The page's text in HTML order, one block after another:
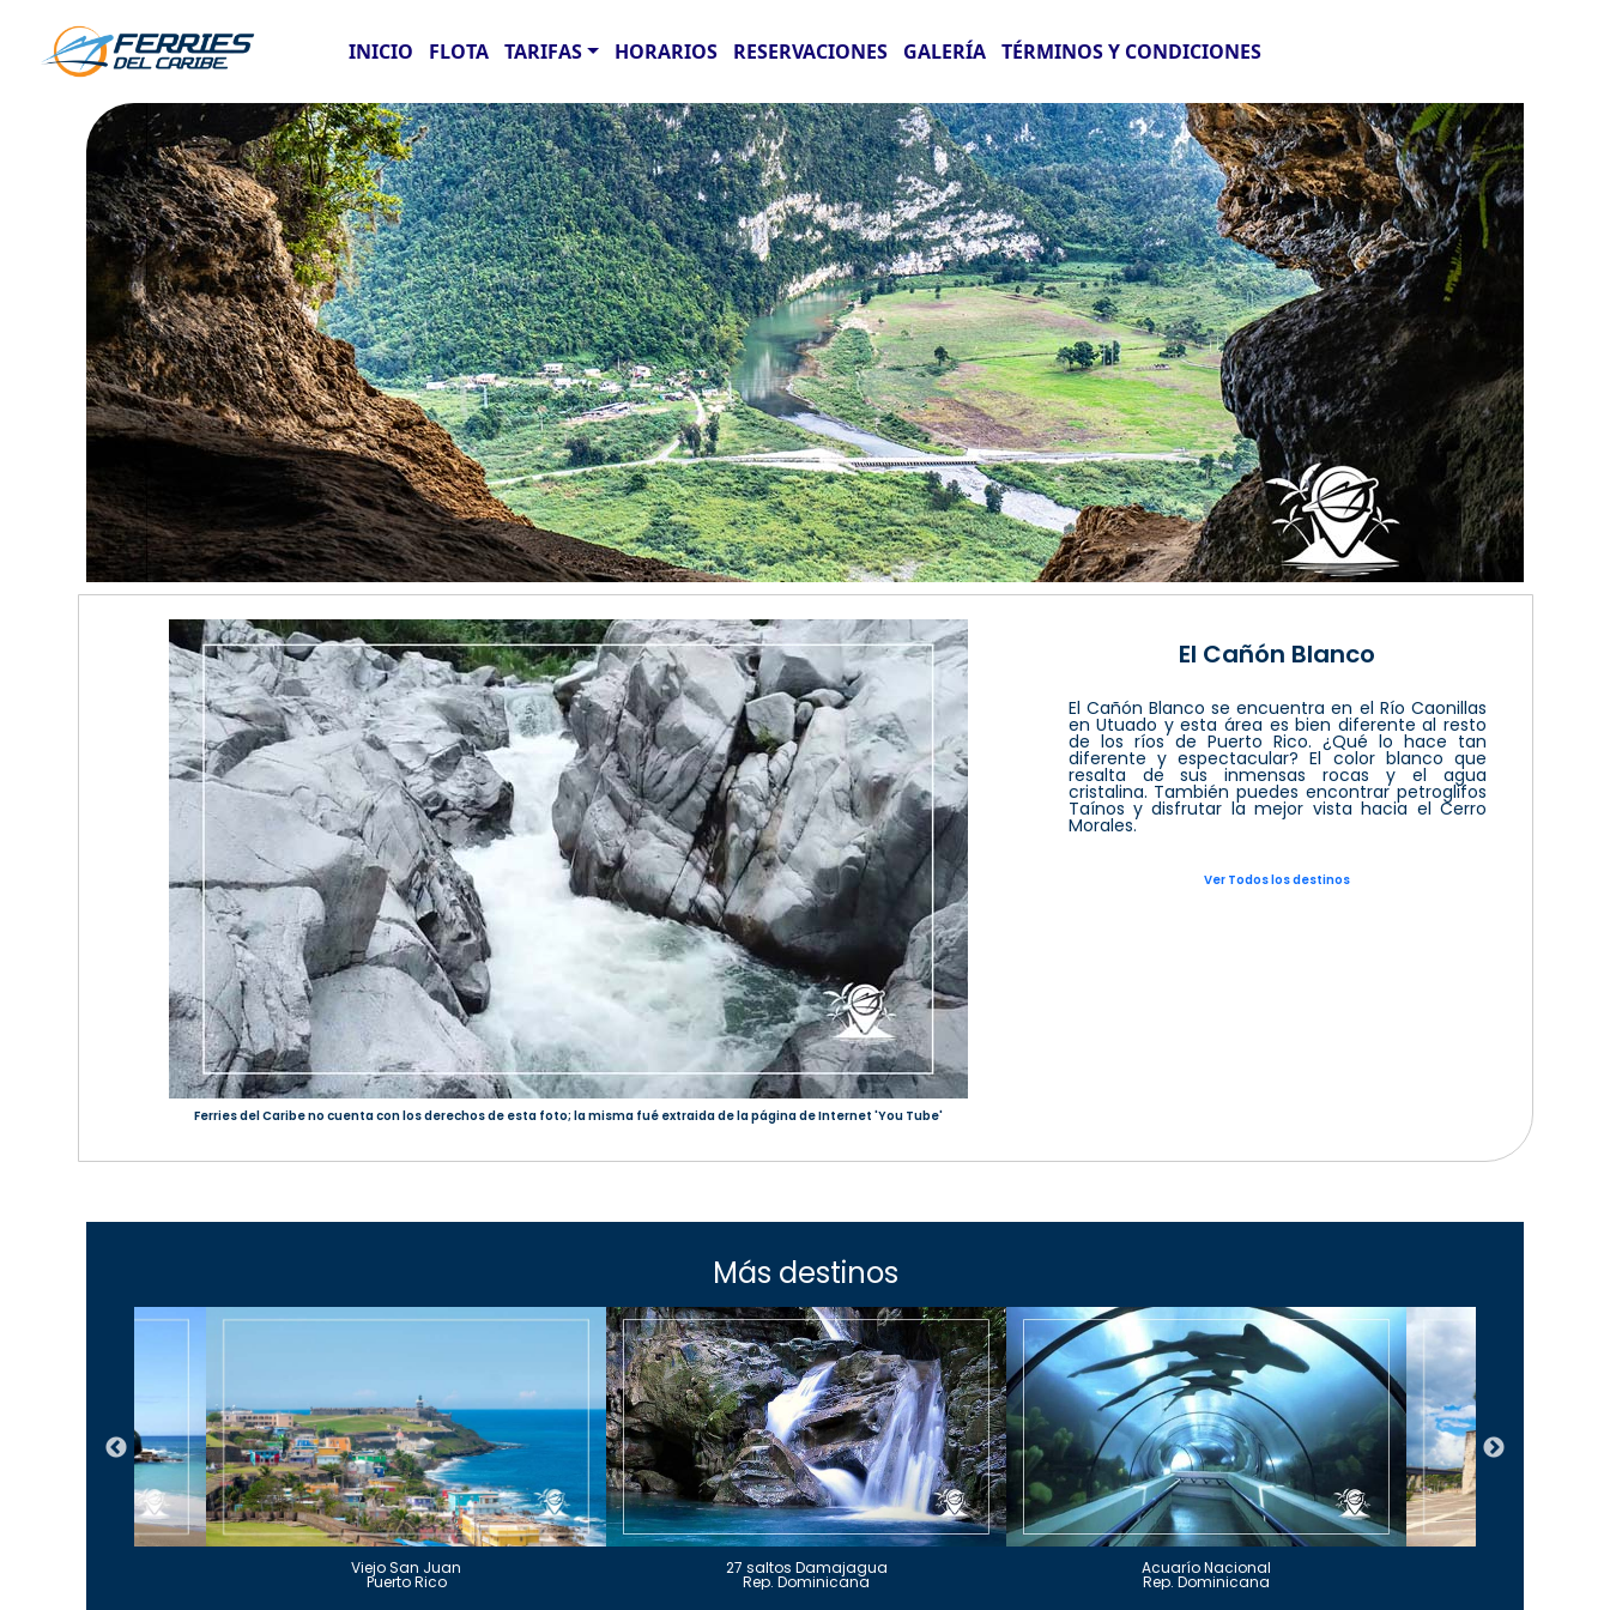
INICIO FLOTA TARIFAS HORARIOS RESERVACIONES GALERÍA TÉRMINOS Y CONDICIONES
Ferries del Caribe no cuenta con los derechos de esta foto; la misma fué extraida de la página de Internet 'You Tube'
El Cañón Blanco
El Cañón Blanco se encuentra en el Río Caonillas
en Utuado y esta área es bien diferente al resto
de los ríos de Puerto Rico. ¿Qué lo hace tan
diferente y espectacular? El color blanco que
resalta de sus inmensas rocas y el agua
cristalina. También puedes encontrar petroglifos
Taínos y disfrutar la mejor vista hacia el Cerro
Morales.
Ver Todos los destinos
Más destinos
Viejo San Juan
Puerto Rico
27 saltos Damajagua
Rep. Dominicana
Acuarío Nacional
Rep. Dominicana